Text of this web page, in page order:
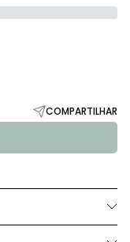
COMPARTILHAR